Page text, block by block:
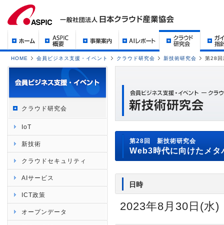
HOME 会員ビジネス支援・イベント クラウド研究会 新技術研究会 第28回
クラウド研究会
IoT
新技術
クラウドセキュリティ
AIサービス
ICT政策
オープンデータ
第28回 新技術研究会
Web3時代に向けたメ
日時
2023年8月30日(